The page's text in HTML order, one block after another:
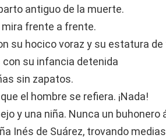
antiguo de la muerte.
frente a frente.
su hocico voraz y su estatura
con su infancia detenida
sin zapatos.
el hombre se refiera. ¡Nada!
y una niña. Nunca un buhonero
Inés de Suárez, trovando